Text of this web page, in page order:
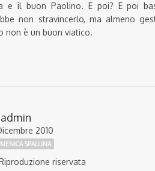
e il buon Paolino. E poi? E poi
non stravincerlo, ma almeno
non è un buon viatico.
admin
2010
SPALLINA
riservata